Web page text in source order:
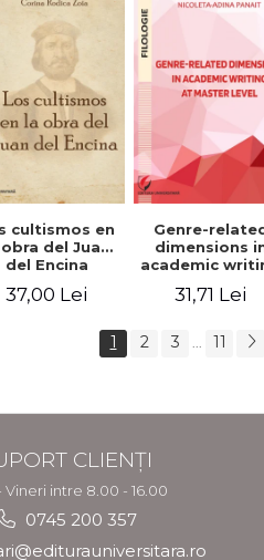
cultismos en
del Juan
del Encina
37,00 Lei
Genre-
dimensions
academic
Nicoleta-Adina
31,71 Lei
1 2 3 11
CLIENȚI
Vineri intre 8.00 - 16.00
0745 200 357